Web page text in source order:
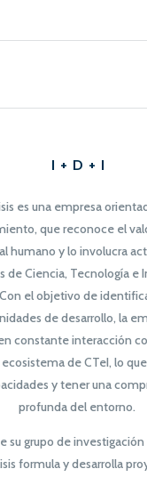
I + D + I
es una empresa
que reconoce el
humano y lo involucra
de Ciencia, Tecnología e
el objetivo de
de desarrollo, la
constante interacción
de CTeI, lo
y tener una
profunda del entorno.
su grupo de investigación
formula y desarrolla